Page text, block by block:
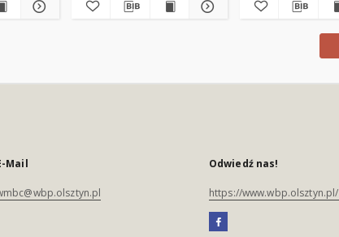
Mail Odwiedź nas!
https://www.wbp.olsztyn.pl/